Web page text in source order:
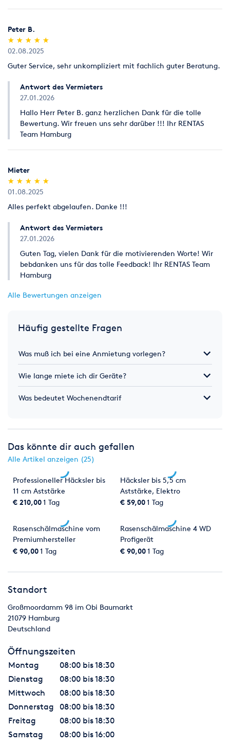
Peter B.
(*)
★
★
(*) ★
★
(*) ★
★
(*) ★
★
(*) ★
★
02.08.2025
Guter Service, sehr unkompliziert mit fachlich guter Beratung.
Antwort des Vermieters
27.01.2026
Hallo Herr Peter B. ganz herzlichen Dank für die tolle
Bewertung. Wir freuen uns sehr darüber !!! Ihr RENTAS
Team Hamburg
Mieter
(*)
★
★
(*) ★
★
(*) ★
★
(*) ★
★
(*) ★
★
01.08.2025
Alles perfekt abgelaufen. Danke !!!
Antwort des Vermieters
27.01.2026
Guten Tag, vielen Dank für die motivierenden Worte! Wir
bebdanken uns für das tolle Feedback! Ihr RENTAS Team
Hamburg
Alle Bewertungen anzeigen
Häufig gestellte Fragen
Was muß ich bei eine Anmietung vorlegen?
Wie lange miete ich dir Geräte?
Was bedeutet Wochenendtarif
Das könnte dir auch gefallen
Alle Artikel anzeigen (25)
Professioneller Häcksler bis
11 cm Aststärke
€ 210,001 Tag
Häcksler bis 5,5 cm
Aststärke, Elektro
€ 59,001 Tag
Rasenschälmaschine vom
Premiumhersteller
€ 90,001 Tag
Rasenschälmaschine 4 WD
Profigerät
€ 90,001 Tag
Standort
Großmoordamm 98 im Obi Baumarkt
21079 Hamburg
Deutschland
Öffnungszeiten
Montag
08:00 bis 18:30
Dienstag
08:00 bis 18:30
Mittwoch
08:00 bis 18:30
Donnerstag
08:00 bis 18:30
Freitag
08:00 bis 18:30
Samstag
08:00 bis 16:00